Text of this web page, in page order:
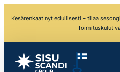
Kesärenkaat nyt edullisesti – tilaa
Toimituskulut